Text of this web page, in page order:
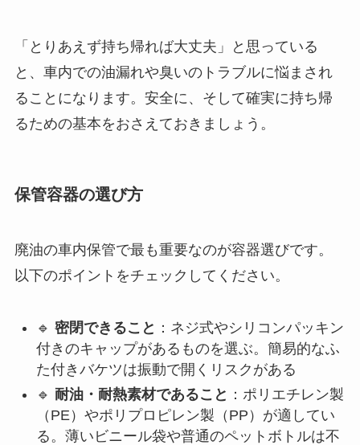
「とりあえず持ち帰れば大丈夫」と思っている
と、車内での油漏れや臭いのトラブルに悩まされ
ることになります。安全に、そして確実に持ち帰
るための基本をおさえておきましょう。
保管容器の選び方
廃油の車内保管で最も重要なのが容器選びです。
以下のポイントをチェックしてください。
🔹 密閉できること ：ネジ式やシリコンパッキン
付きのキャップがあるものを選ぶ。簡易的なふ
た付きバケツは振動で開くリスクがある
🔹 耐油・耐熱素材であること ：ポリエチレン製
（PE）やポリプロピレン製（PP）が適してい
る。薄いビニール袋や普通のペットボトルは不